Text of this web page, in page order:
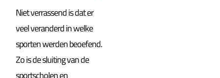
Niet verrassend is dat er
veel veranderd in welke
sporten werden beoefend.
Zo is de sluiting van de